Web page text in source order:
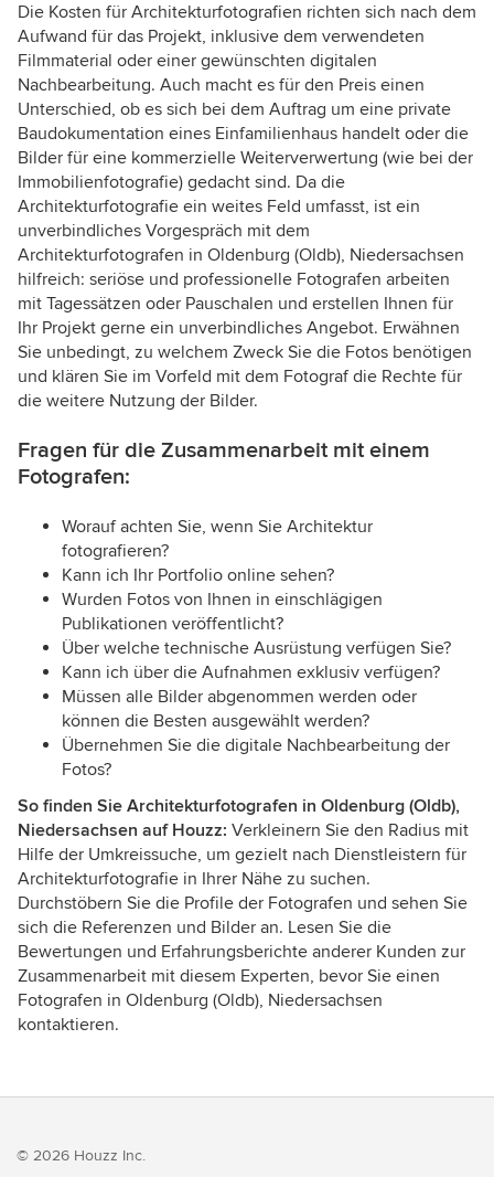
Die Kosten für Architekturfotografien richten sich nach dem
Aufwand für das Projekt, inklusive dem verwendeten
Filmmaterial oder einer gewünschten digitalen
Nachbearbeitung. Auch macht es für den Preis einen
Unterschied, ob es sich bei dem Auftrag um eine private
Baudokumentation eines Einfamilienhaus handelt oder die
Bilder für eine kommerzielle Weiterverwertung (wie bei der
Immobilienfotografie) gedacht sind. Da die
Architekturfotografie ein weites Feld umfasst, ist ein
unverbindliches Vorgespräch mit dem
Architekturfotografen in Oldenburg (Oldb), Niedersachsen
hilfreich: seriöse und professionelle Fotografen arbeiten
mit Tagessätzen oder Pauschalen und erstellen Ihnen für
Ihr Projekt gerne ein unverbindliches Angebot. Erwähnen
Sie unbedingt, zu welchem Zweck Sie die Fotos benötigen
und klären Sie im Vorfeld mit dem Fotograf die Rechte für
die weitere Nutzung der Bilder.
Fragen für die Zusammenarbeit mit einem
Fotografen:
Worauf achten Sie, wenn Sie Architektur
fotografieren?
Kann ich Ihr Portfolio online sehen?
Wurden Fotos von Ihnen in einschlägigen
Publikationen veröffentlicht?
Über welche technische Ausrüstung verfügen Sie?
Kann ich über die Aufnahmen exklusiv verfügen?
Müssen alle Bilder abgenommen werden oder
können die Besten ausgewählt werden?
Übernehmen Sie die digitale Nachbearbeitung der
Fotos?
So finden Sie Architekturfotografen in Oldenburg (Oldb),
Niedersachsen auf Houzz: Verkleinern Sie den Radius mit
Hilfe der Umkreissuche, um gezielt nach Dienstleistern für
Architekturfotografie in Ihrer Nähe zu suchen.
Durchstöbern Sie die Profile der Fotografen und sehen Sie
sich die Referenzen und Bilder an. Lesen Sie die
Bewertungen und Erfahrungsberichte anderer Kunden zur
Zusammenarbeit mit diesem Experten, bevor Sie einen
Fotografen in Oldenburg (Oldb), Niedersachsen
kontaktieren.
© 2026 Houzz Inc.